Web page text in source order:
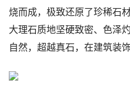
烧而成，极致还原了珍稀石
大理石质地坚硬致密、色泽
自然，超越真石，在建筑装